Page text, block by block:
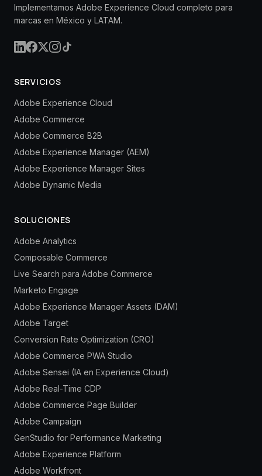
Implementamos Adobe Experience Cloud completo para
marcas en México y LATAM.
SERVICIOS
Adobe Experience Cloud
Adobe Commerce
Adobe Commerce B2B
Adobe Experience Manager (AEM)
Adobe Experience Manager Sites
Adobe Dynamic Media
SOLUCIONES
Adobe Analytics
Composable Commerce
Live Search para Adobe Commerce
Marketo Engage
Adobe Experience Manager Assets (DAM)
Adobe Target
Conversion Rate Optimization (CRO)
Adobe Commerce PWA Studio
Adobe Sensei (IA en Experience Cloud)
Adobe Real-Time CDP
Adobe Commerce Page Builder
Adobe Campaign
GenStudio for Performance Marketing
Adobe Experience Platform
Adobe Workfront